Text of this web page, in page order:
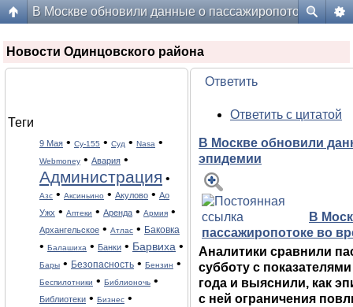
В Москве обновили данные о пассажиропотоке во
Форум жителей ЖК Да Винчи
Новости Одинцовского района
Теги
9 Мая • Cу-155 • Cуд • Nasa •
Webmoney • Авария •
Администрация •
Азс • Аксиньино • Акулово • Ао
Ужх • Аптеки • Аренда • Армия •
Архангельское • Атлас • Баковка
• Балашиха • Банки • Барвиха •
Бары • Безопасность • Бензин •
Беспилотники • Библионочь •
Библиотеки • Бизнес •
Ответить
Ответить с цитатой
В Москве обновили
эпидемии
В
пассажиропотоке во
Аналитики сравнили
субботу с
года и выяснили, как
с ней ограничения